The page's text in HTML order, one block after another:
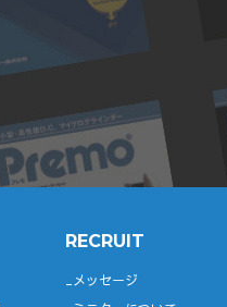
RECRUIT
メッセージ